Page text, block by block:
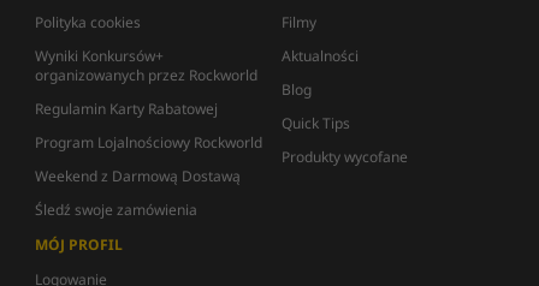
Polityka cookies
Wyniki Konkursów+
organizowanych przez Rockworld
Regulamin Karty Rabatowej
Program Lojalnościowy Rockworld
Weekend z Darmową Dostawą
Śledź swoje zamówienia
Filmy
Aktualności
Blog
Quick Tips
Produkty wycofane
MÓJ PROFIL
Logowanie